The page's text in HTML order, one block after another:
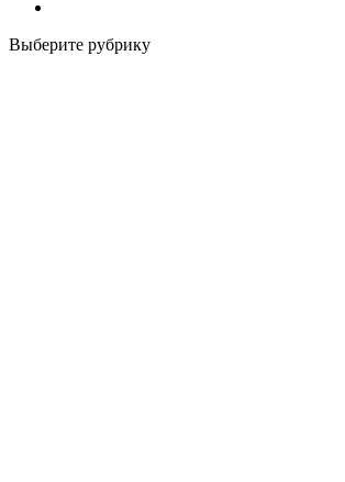
Выберите рубрику